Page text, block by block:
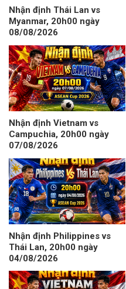
Nhận định Thái Lan vs
Myanmar, 20h00 ngày
08/08/2026
Nhận định Vietnam vs
Campuchia, 20h00 ngày
07/08/2026
Nhận định Philippines vs
Thái Lan, 20h00 ngày
04/08/2026